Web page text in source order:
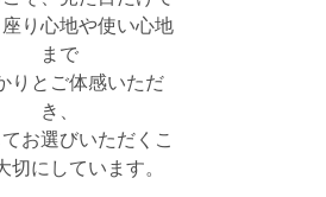
り心地や使い心地
まで
りとご体感いただ
き、
お選びいただくこ
切にしています。